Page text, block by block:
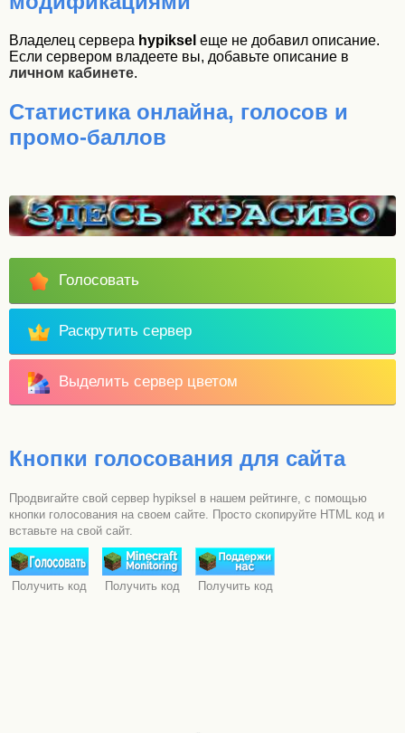
Владелец сервера hypiksel еще не добавил описание.
Если сервером владеете вы, добавьте описание в
личном кабинете.
Статистика онлайна, голосов и
промо-баллов
Голосовать
Раскрутить сервер
Выделить сервер цветом
Кнопки голосования для сайта
Продвигайте свой сервер hypiksel в нашем рейтинге, с помощью
кнопки голосования на своем сайте. Просто скопируйте HTML код и
вставьте на свой сайт.
Получить код Получить код Получить код